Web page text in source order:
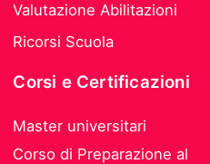
Valutazione Abilitazioni
Ricorsi Scuola
Corsi e Certificazioni
Master universitari
Corso di Preparazione al